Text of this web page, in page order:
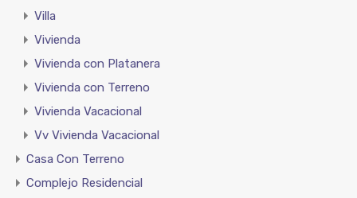
Villa
Vivienda
Vivienda con Platanera
Vivienda con Terreno
Vivienda Vacacional
Vv Vivienda Vacacional
Casa Con Terreno
Complejo Residencial